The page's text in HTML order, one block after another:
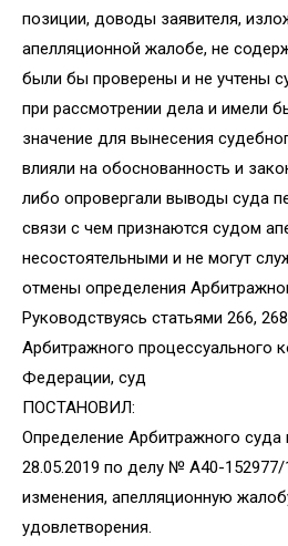
позиции, доводы заявителя,
апелляционной жалобе, не
были бы проверены и не учтены
при рассмотрении дела и имели
значение для вынесения
влияли на обоснованность и
либо опровергали выводы суда
связи с чем признаются судом
несостоятельными и не могут
отмены определения
Руководствуясь статьями 266,
Арбитражного процессуального
Федерации, суд
ПОСТАНОВИЛ:
Определение Арбитражного
28.05.2019 по делу № А40-152977/
изменения, апелляционную
удовлетворения.